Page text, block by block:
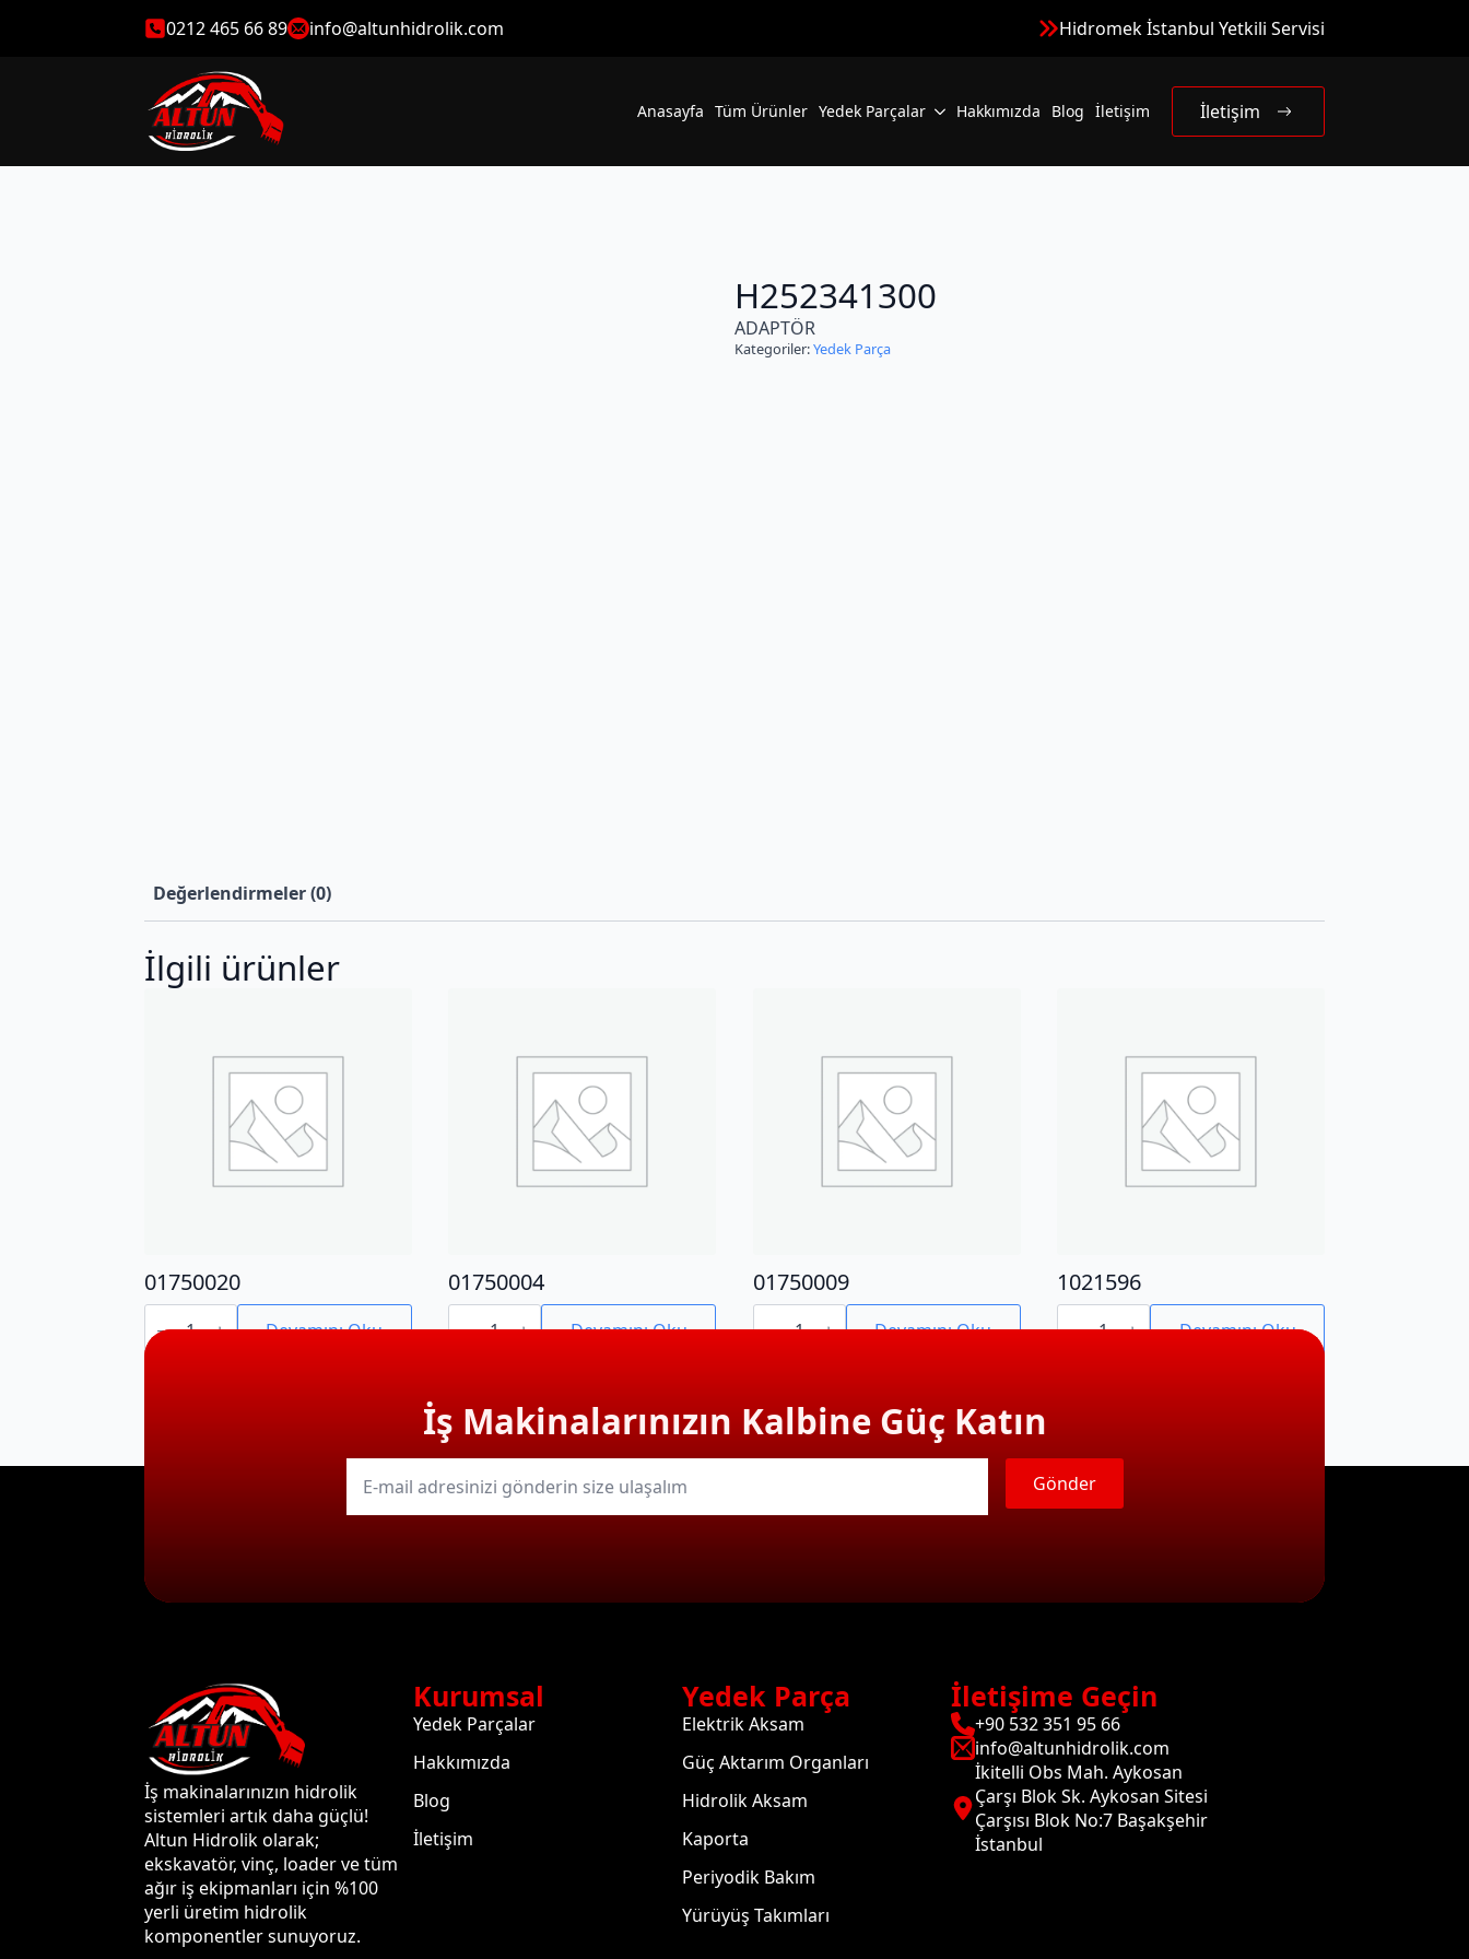
0212 465 66 89 info@altunhidrolik.com Hidromek İstanbul Yetkili Servisi
Anasayfa Tüm Ürünler Yedek Parçalar Hakkımızda Blog İletişim İletişim
H252341300
ADAPTÖR
Kategoriler:Yedek Parça
Değerlendirmeler (0)
İlgili ürünler
01750020
01750020
adet Devamını Oku
01750004
01750004
adet Devamını Oku
01750009
01750009
adet Devamını Oku
1021596
1021596
adet Devamını Oku
İş Makinalarınızın Kalbine Güç Katın
E-
mail Gönder
İş makinalarınızın hidrolik
sistemleri artık daha güçlü!
Altun Hidrolik olarak;
ekskavatör, vinç, loader ve tüm
ağır iş ekipmanları için %100
yerli üretim hidrolik
komponentler sunuyoruz.
Kurumsal
Yedek Parçalar
Hakkımızda
Blog
İletişim
Yedek Parça
Elektrik Aksam
Güç Aktarım Organları
Hidrolik Aksam
Kaporta
Periyodik Bakım
Yürüyüş Takımları
İletişime Geçin
+90 532 351 95 66
info@altunhidrolik.com
İkitelli Obs Mah. Aykosan
Çarşı Blok Sk. Aykosan Sitesi
Çarşısı Blok No:7 Başakşehir
İstanbul